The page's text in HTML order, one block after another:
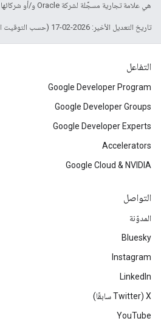
هي علامة تجارية مسجَّلة لشركة Oracle و/أو شركائها التابعين.
تاريخ التعديل الأخير: 2026-02-17 (حسب التوقيت العالمي المتفَّق عليه)
التفاعل
Google Developer Program
Google Developer Groups
Google Developer Experts
Accelerators
Google Cloud & NVIDIA
التواصل
المدوّنة
Bluesky
Instagram
LinkedIn
‫X ‏(Twitter سابقًا)
YouTube